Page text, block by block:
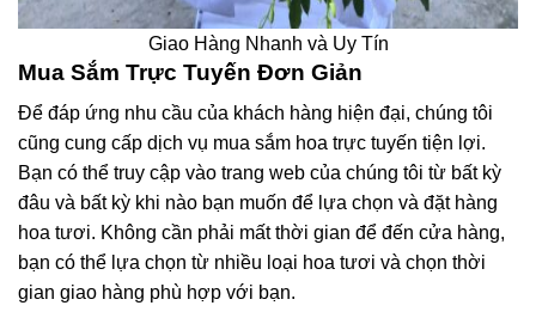
Giao Hàng Nhanh và Uy Tín
Mua Sắm Trực Tuyến Đơn Giản
Để đáp ứng nhu cầu của khách hàng hiện đại, chúng tôi
cũng cung cấp dịch vụ mua sắm hoa trực tuyến tiện lợi.
Bạn có thể truy cập vào trang web của chúng tôi từ bất kỳ
đâu và bất kỳ khi nào bạn muốn để lựa chọn và đặt hàng
hoa tươi. Không cần phải mất thời gian để đến cửa hàng,
bạn có thể lựa chọn từ nhiều loại hoa tươi và chọn thời
gian giao hàng phù hợp với bạn.